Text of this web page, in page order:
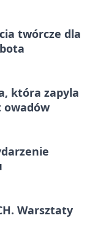
twórcze dla
która zapyla
owadów
Warsztaty